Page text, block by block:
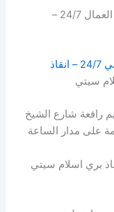
”انقاذ بري في ابوظبي انقاذ الامارات مدينة العمال 24/7 –
”انقاذ بري شارع الشيخ خليفة الدولي ابوظبي 24/7 – انقاذ
سيتي
شارع الشيخ
على مدار الساعة
بري اسلام سيتي